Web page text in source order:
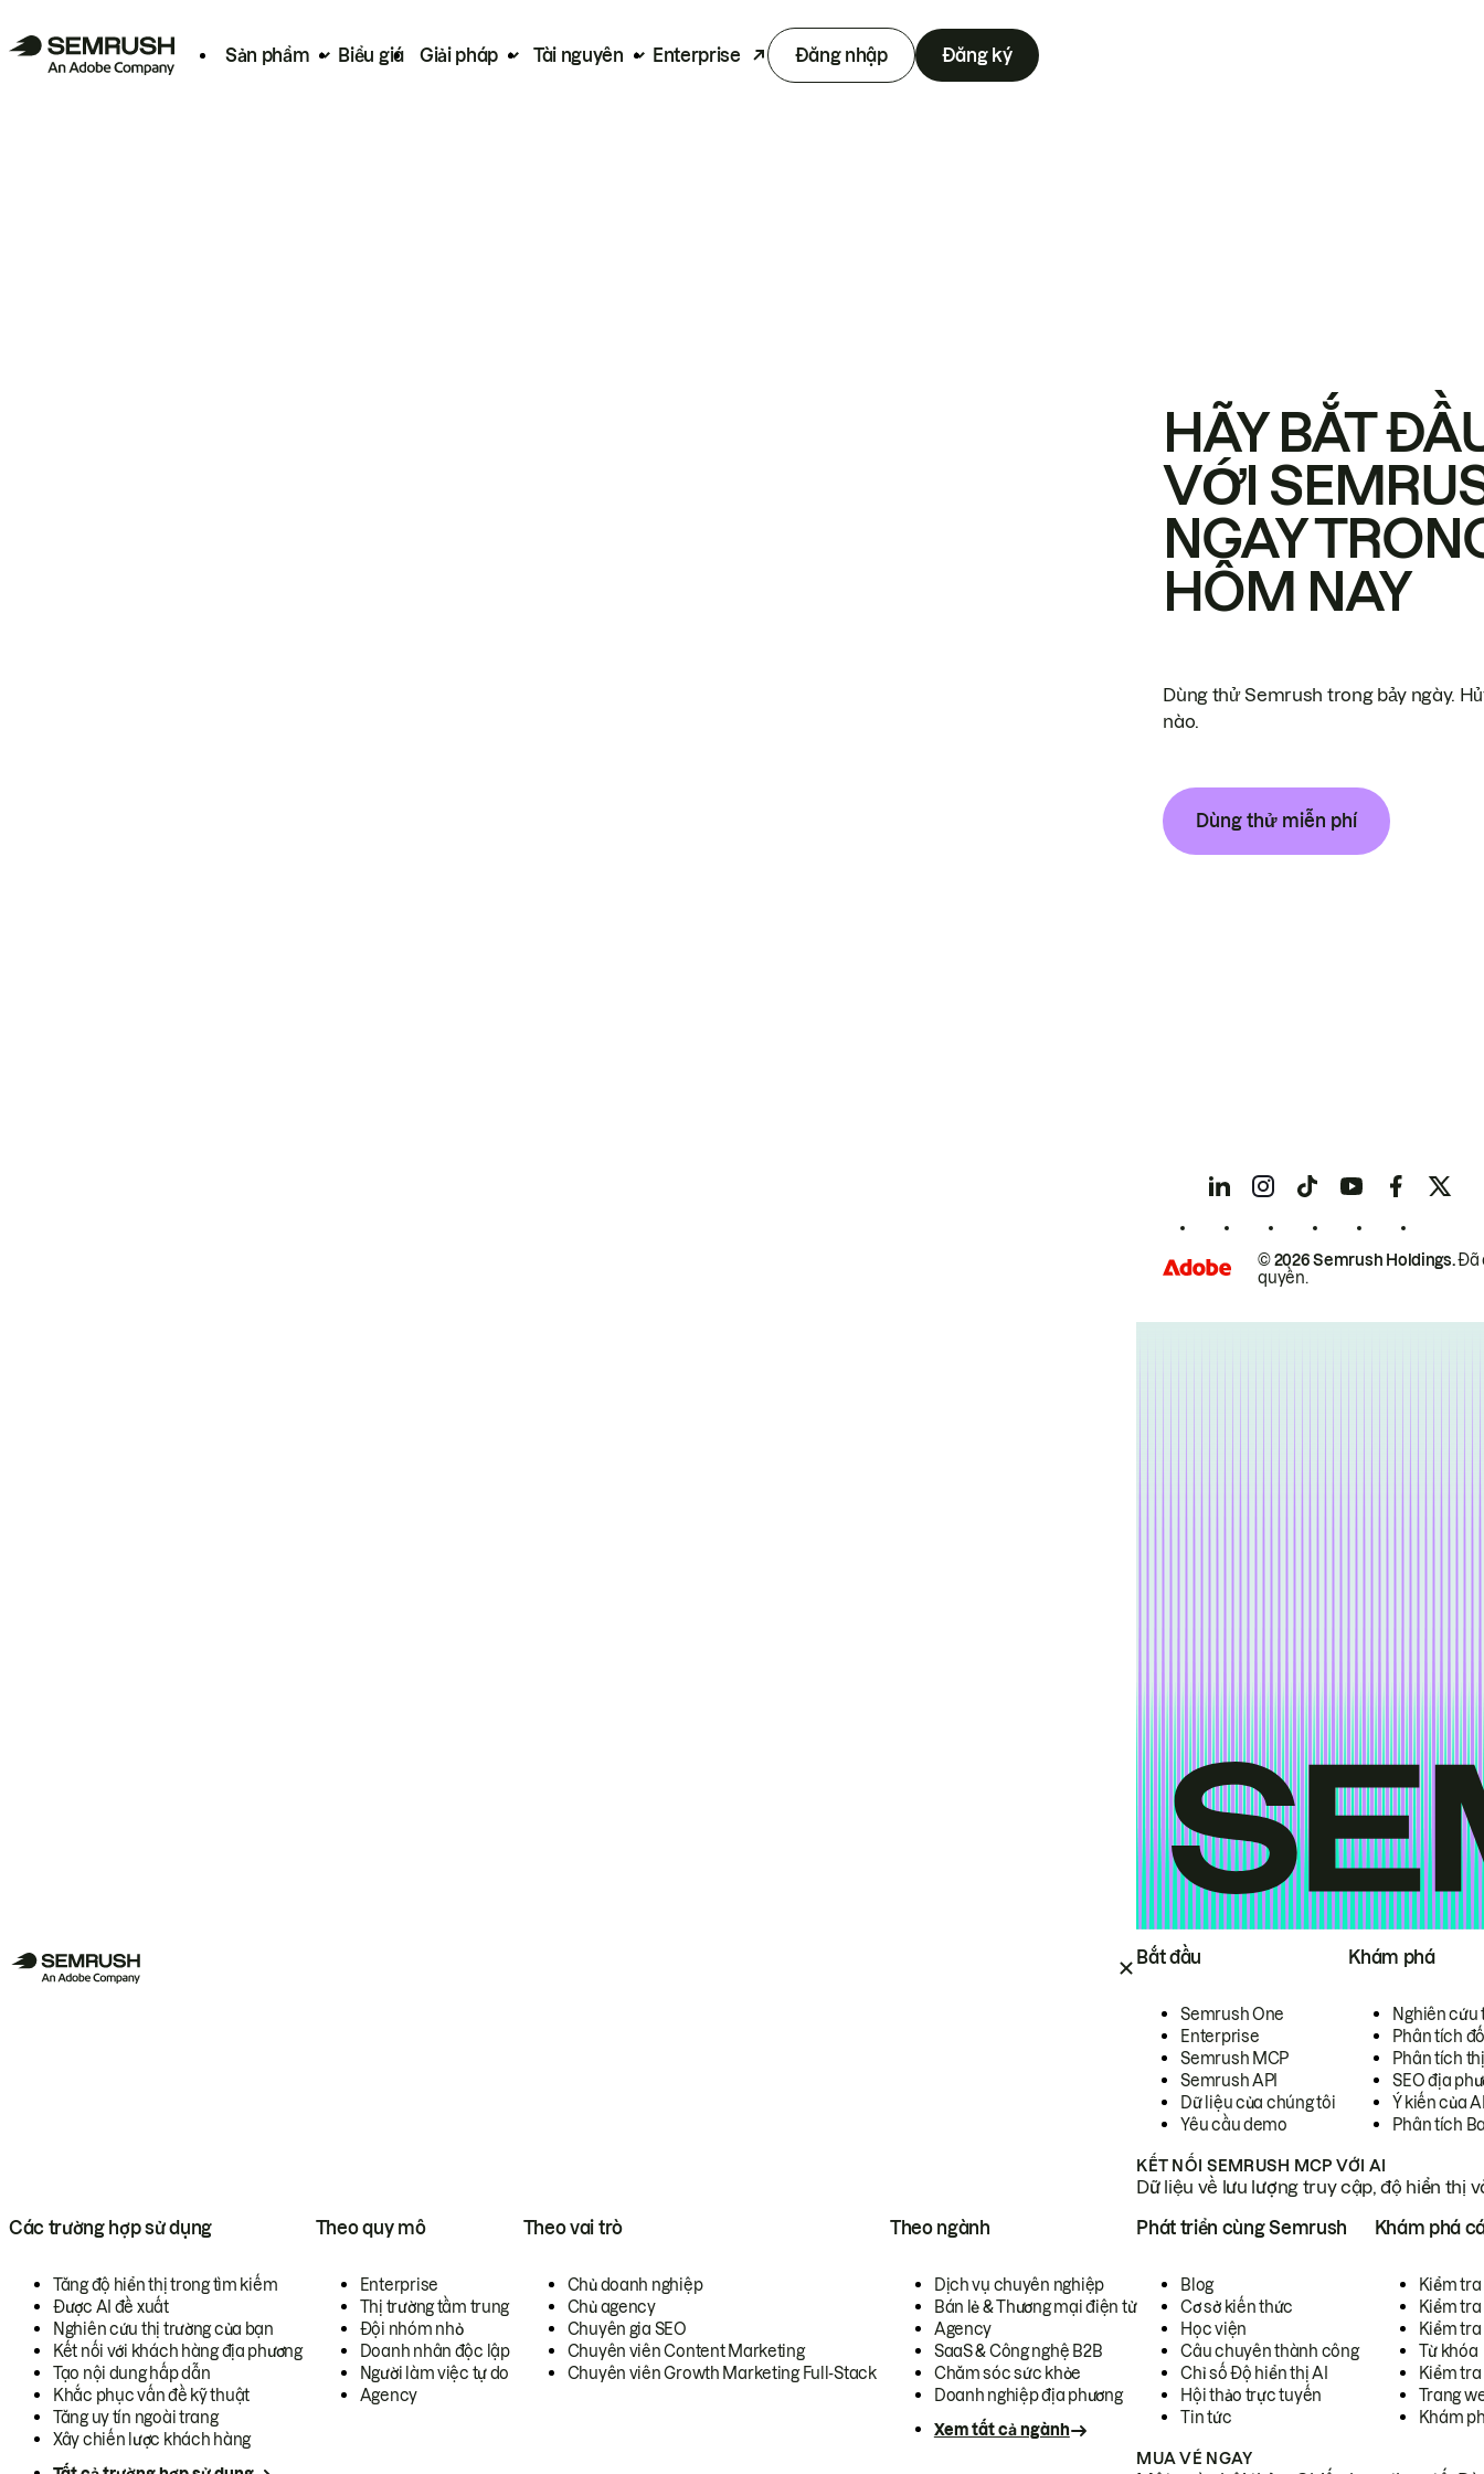
Sản phẩm Biểu giá Giải pháp Tài nguyên Enterprise Đăng nhập Đăng ký
Bắt đầu
Semrush One
Enterprise
Semrush MCP
Semrush API
Dữ liệu của chúng tôi
Yêu cầu demo
Khám phá
Nghiên cứu
Phân tích
Phân tích
SEO địa
Ý kiến của
Phân tích
KẾT NỐI SEMRUSH MCP VỚI AI
Dữ liệu về lưu lượng truy cập, độ hiển thị
Các trường hợp sử dụng
Tăng độ hiển thị trong tìm kiếm
Được AI đề xuất
Nghiên cứu thị trường của bạn
Kết nối với khách hàng địa phương
Tạo nội dung hấp dẫn
Khắc phục vấn đề kỹ thuật
Tăng uy tín ngoài trang
Xây chiến lược khách hàng
Theo quy mô
Enterprise
Thị trường tầm trung
Đội nhóm nhỏ
Doanh nhân độc lập
Người làm việc tự do
Agency
Theo vai trò
Chủ doanh nghiệp
Chủ agency
Chuyên gia SEO
Chuyên viên Content Marketing
Chuyên viên Growth Marketing Full-Stack
Theo ngành
Dịch vụ chuyên nghiệp
Bán lẻ & Thương mại điện tử
Agency
SaaS & Công nghệ B2B
Chăm sóc sức khỏe
Doanh nghiệp địa phương
Xem tất cả ngành
Phát triển cùng Semrush
Blog
Cơ sở kiến thức
Học viện
Câu chuyên thành công
Chỉ số Độ hiển thị AI
Hội thảo trực tuyến
Tin tức
Khám phá
Kiểm
Kiểm tra
Kiểm
Từ khóa
Kiểm
Trang
Khám
MUA VÉ NGAY
HÃY BẮT
VỚI
NGAY
HÔM NAY
Dùng thử Semrush trong bảy ngày.
nào.
Dùng thử miễn phí
© 2026 Semrush Holdings.Đã
quyền.